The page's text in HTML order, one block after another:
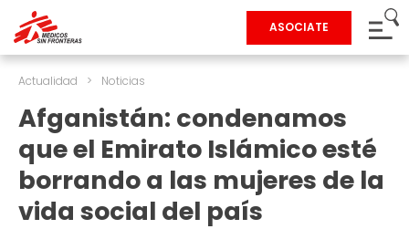
ASOCIATE
Actualidad > Noticias
Afganistán: condenamos
que el Emirato Islámico esté
borrando a las mujeres de la
vida social del país